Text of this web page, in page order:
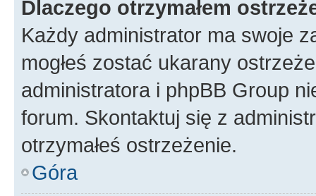
Dlaczego otrzymałem
Każdy administrator ma swoje
mogłeś zostać ukarany
administratora i phpBB Group
forum. Skontaktuj się z
otrzymałeś ostrzeżenie.
Góra